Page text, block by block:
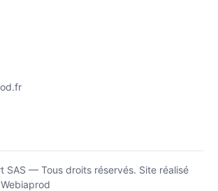
SAS — Tous droits réservés. Site réalisé